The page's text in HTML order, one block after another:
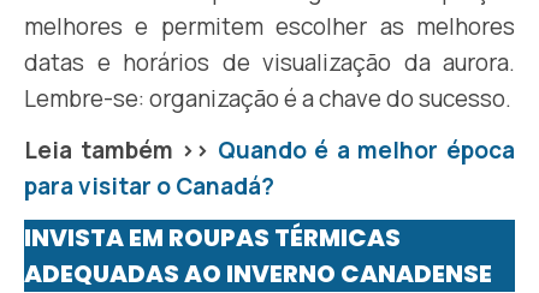
melhores e permitem escolher as melhores
datas e horários de visualização da aurora.
Lembre-se: organização é a chave do sucesso.
Leia também >> Quando é a melhor época
para visitar o Canadá?
INVISTA EM ROUPAS TÉRMICAS
ADEQUADAS AO INVERNO CANADENSE